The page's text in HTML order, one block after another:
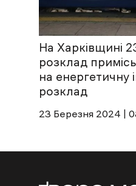
На Харківщині
розклад
на енергетичну
розклад
23 Березня 2024 |